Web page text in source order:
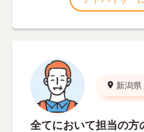
新潟県
全てにおいて担当の方